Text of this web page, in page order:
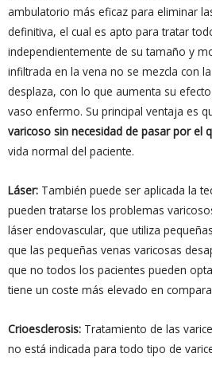
ambulatorio más eficaz para eliminar
definitiva, el cual es apto para tratar
independientemente de su tamaño y
infiltrada en la vena no se mezcla con
desplaza, con lo que aumenta su
vaso enfermo. Su principal ventaja es
varicoso sin necesidad de pasar por el
vida normal del paciente.
Láser: También puede ser aplicada la
pueden tratarse los problemas
láser endovascular, que utiliza
que las pequeñas venas varicosas
que no todos los pacientes pueden
tiene un coste más elevado en
Crioesclerosis: Tratamiento de las
no está indicada para todo tipo de